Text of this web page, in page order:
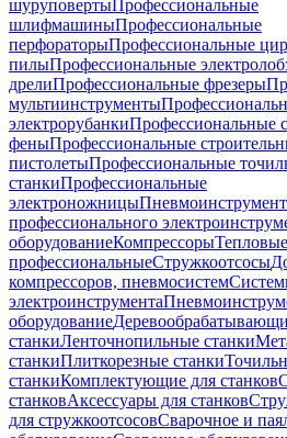
шуруповертыПрофессиональные
шлифмашиныПрофессиональные
перфораторыПрофессиональные
пилыПрофессиональные
дрелиПрофессиональные фрезеры
мультиинструменты
электрорубанкиПрофессиональные
феныПрофессиональные
пистолетыПрофессиональные
станкиПрофессиональные
электроножницыПневмоинструмент
профессионального
оборудованиеКомпрессоры
профессиональныеСтружкоотсосы
компрессоров, пневмосистем
электроинструмента
оборудование
станкиЛенточнопильные станки
станкиПлиткорезные станки
станкиКомплектующие для станков
станковАксессуары для станков
для стружкоотсосовСварочное и